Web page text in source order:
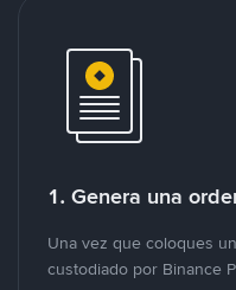
1. Genera una
Una vez que coloques
custodiado por Binance